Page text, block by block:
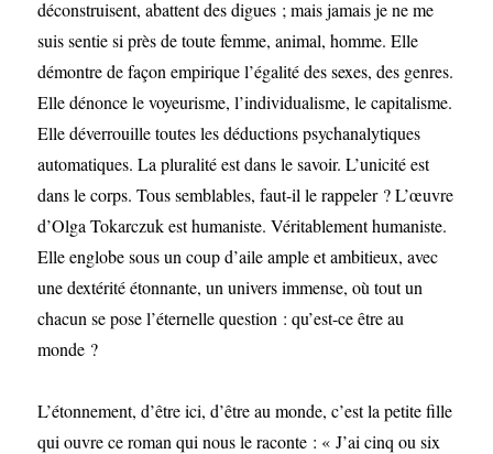
déconstruisent, abattent des digues ; mais jamais je ne me
suis sentie si près de toute femme, animal, homme. Elle
démontre de façon empirique l’égalité des sexes, des genres.
Elle dénonce le voyeurisme, l’individualisme, le capitalisme.
Elle déverrouille toutes les déductions psychanalytiques
automatiques. La pluralité est dans le savoir. L’unicité est
dans le corps. Tous semblables, faut-il le rappeler ? L’œuvre
d’Olga Tokarczuk est humaniste. Véritablement humaniste.
Elle englobe sous un coup d’aile ample et ambitieux, avec
une dextérité étonnante, un univers immense, où tout un
chacun se pose l’éternelle question : qu’est-ce être au
monde ?
L’étonnement, d’être ici, d’être au monde, c’est la petite fille
qui ouvre ce roman qui nous le raconte : « J’ai cinq ou six